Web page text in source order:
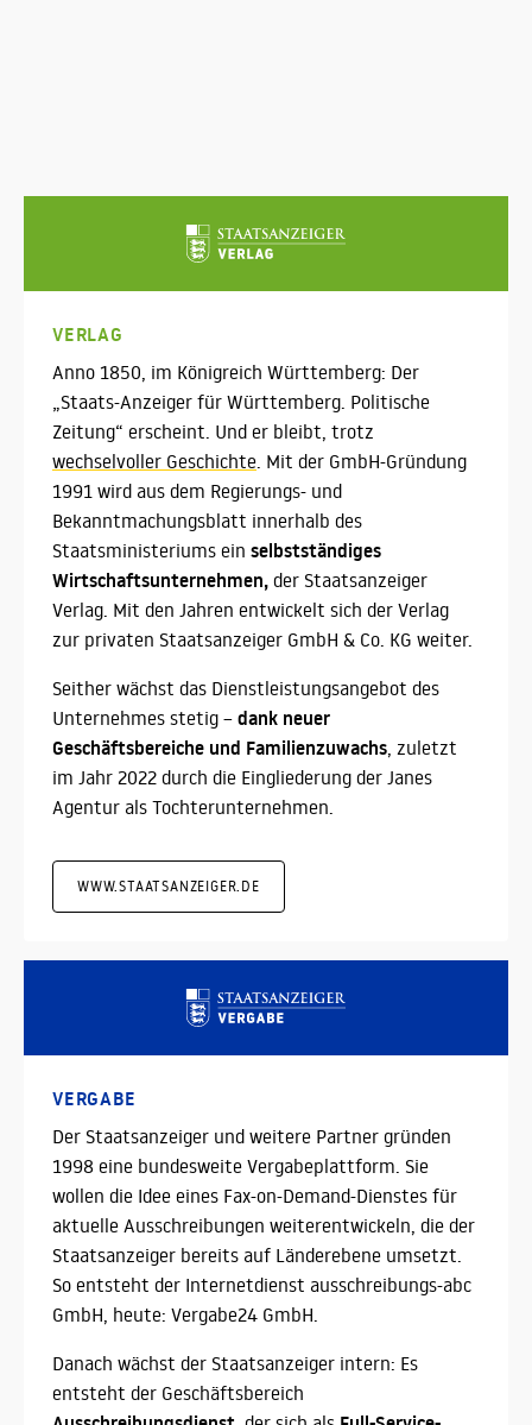
VERLAG
Anno 1850, im Königreich Württemberg: Der
„Staats-Anzeiger für Württemberg. Politische
Zeitung“ erscheint. Und er bleibt, trotz
wechselvoller Geschichte. Mit der GmbH-Gründung
1991 wird aus dem Regierungs- und
Bekanntmachungsblatt innerhalb des
Staatsministeriums ein selbstständiges
Wirtschaftsunternehmen, der Staatsanzeiger
Verlag. Mit den Jahren entwickelt sich der Verlag
zur privaten Staatsanzeiger GmbH & Co. KG weiter.
Seither wächst das Dienstleistungsangebot des
Unternehmes stetig – dank neuer
Geschäftsbereiche und Familienzuwachs, zuletzt
im Jahr 2022 durch die Eingliederung der Janes
Agentur als Tochterunternehmen.
WWW.STAATSANZEIGER.DE
VERGABE
Der Staatsanzeiger und weitere Partner gründen
1998 eine bundesweite Vergabeplattform. Sie
wollen die Idee eines Fax-on-Demand-Dienstes für
aktuelle Ausschreibungen weiterentwickeln, die der
Staatsanzeiger bereits auf Länderebene umsetzt.
So entsteht der Internetdienst ausschreibungs-abc
GmbH, heute: Vergabe24 GmbH.
Danach wächst der Staatsanzeiger intern: Es
entsteht der Geschäftsbereich